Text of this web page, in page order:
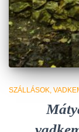
SZÁLLÁSOK